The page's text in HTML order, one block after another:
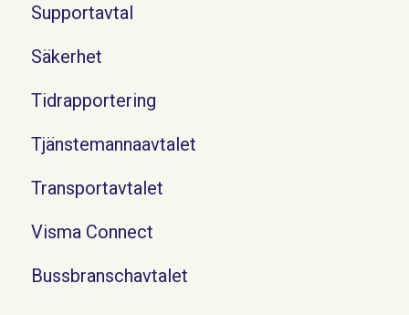
Supportavtal
Säkerhet
Tidrapportering
Tjänstemannaavtalet
Transportavtalet
Visma Connect
Bussbranschavtalet